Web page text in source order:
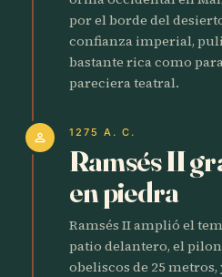
por el borde del
confianza imperial,
bastante rica como
pareciera teatral.
person 1275 A. C.
Ramsés II
en piedra
Ramsés II amplió el
patio delantero, el
obeliscos de 25